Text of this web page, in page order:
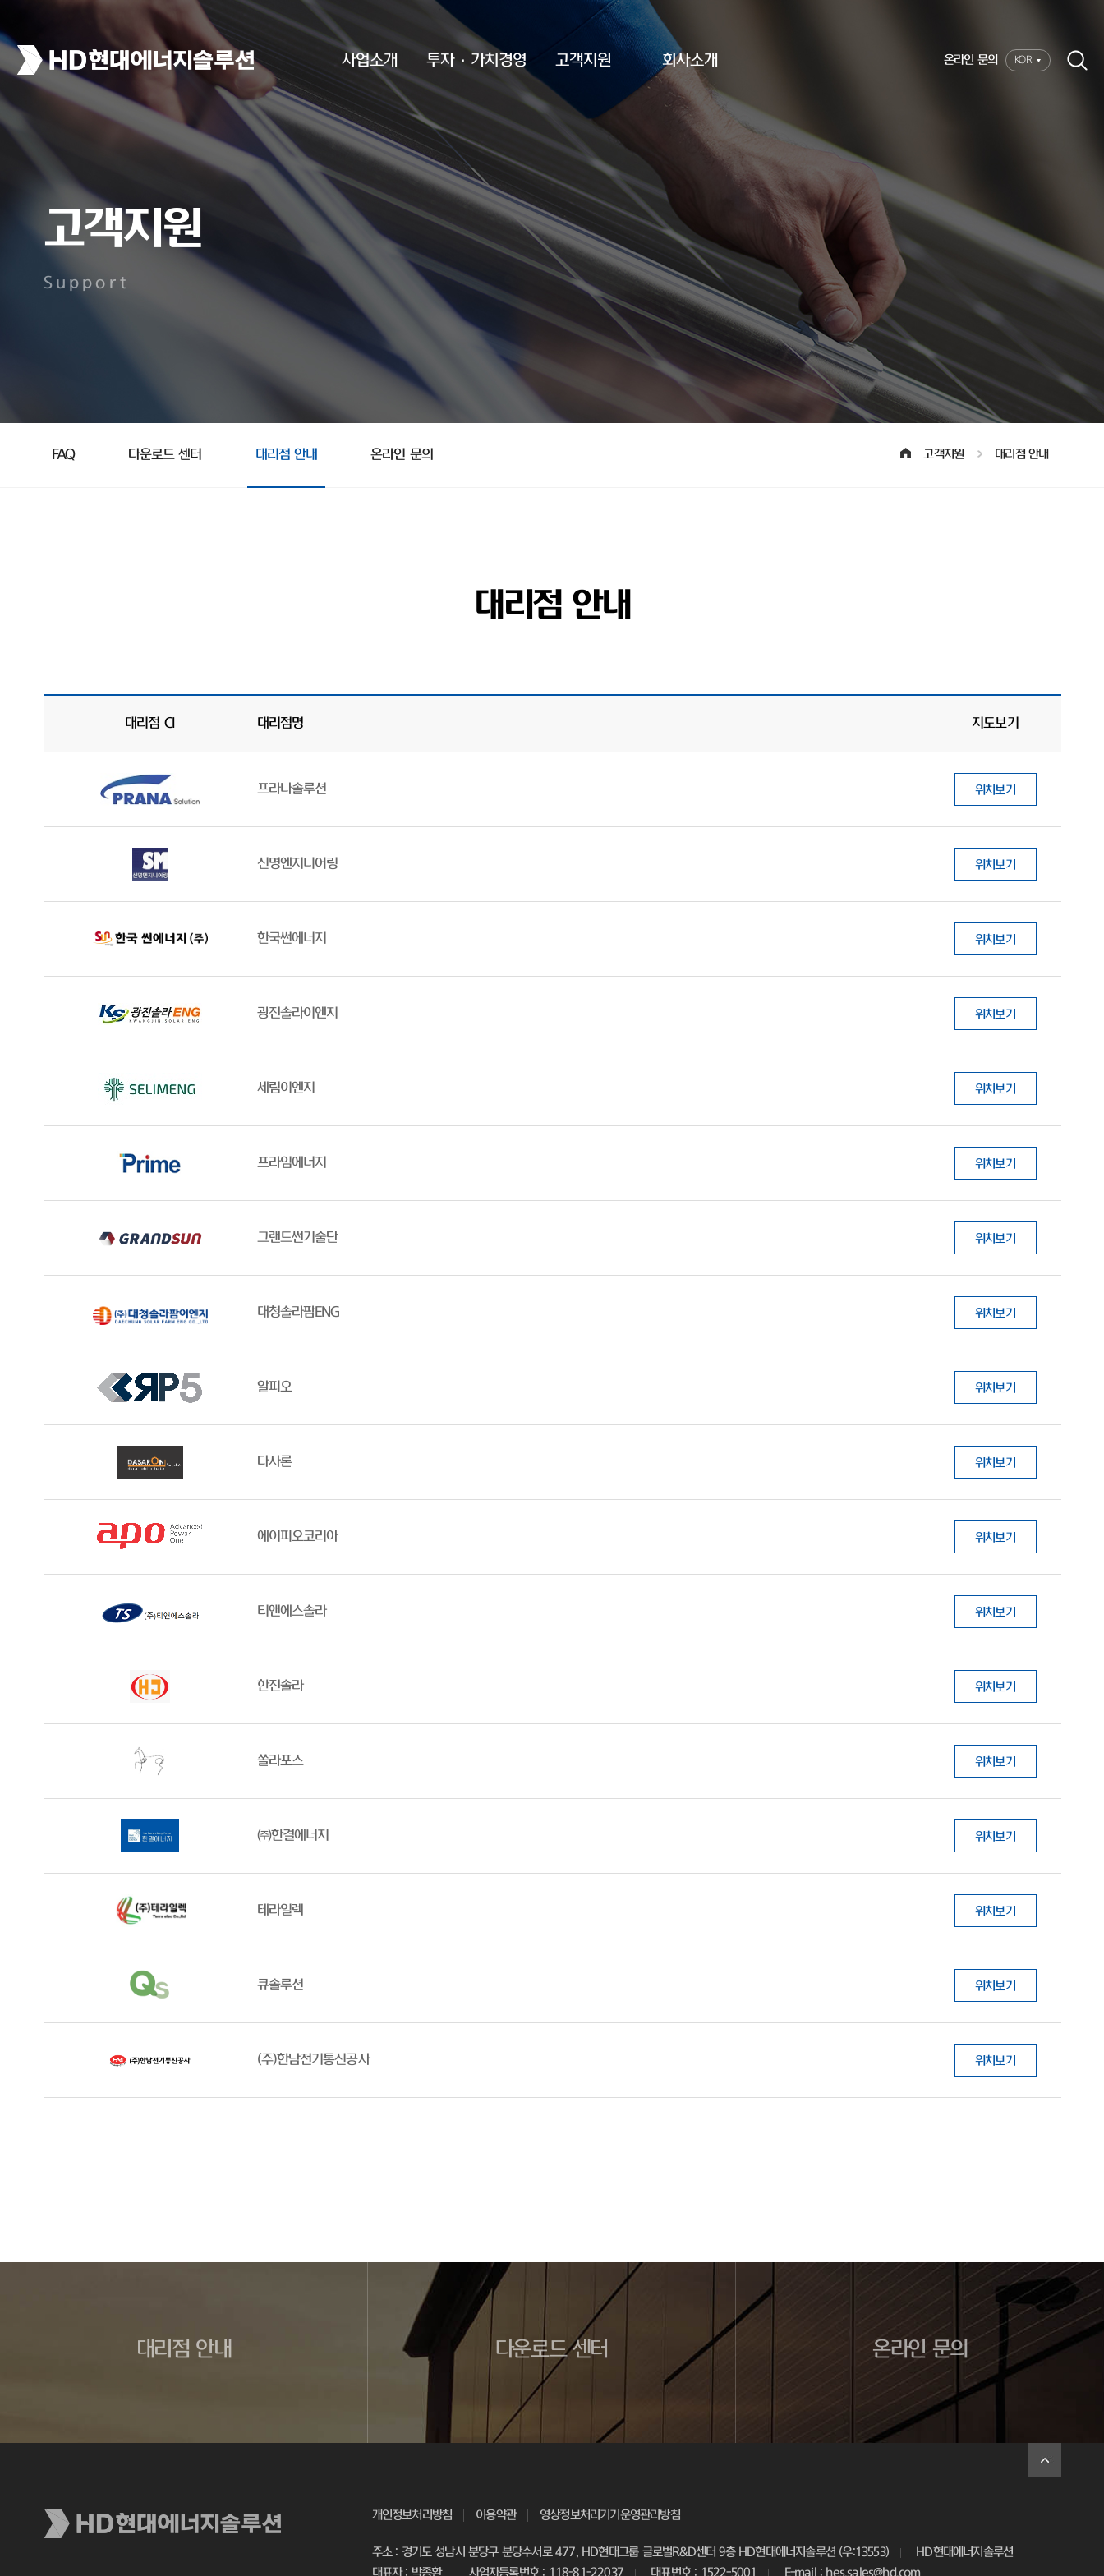
사업소개 투자·가치경영 고객지원 회사소개 온라인 문의 KOR
고객지원
Support
FAQ 다운로드 센터 대리점 안내 온라인 문의 고객지원 대리점 안내
대리점 안내
대리점 CI 대리점명 지도보기
프라나솔루션 위치보기
신명엔지니어링 위치보기
한국썬에너지 위치보기
광진솔라이엔지 위치보기
세림이엔지 위치보기
프라임에너지 위치보기
그랜드썬기술단 위치보기
대청솔라팜ENG 위치보기
알피오 위치보기
다사론 위치보기
에이피오코리아 위치보기
티앤에스솔라 위치보기
한진솔라 위치보기
쏠라포스 위치보기
㈜한결에너지 위치보기
테라일렉 위치보기
큐솔루션 위치보기
(주)한남전기통신공사 위치보기
대리점 안내 다운로드 센터 온라인 문의
개인정보처리방침 이용약관 영상정보처리기기운영관리방침
주소 : 경기도 성남시 분당구 분당수서로 477, HD현대그룹 글로벌R&D센터 9층 HD현대에너지솔루션 (우:13553)
HD현대에너지솔루션
대표자 : 박종환
사업자등록번호 : 118-81-22037 대표번호 : 1522-5001 E-mail : hes.sales@hd.com